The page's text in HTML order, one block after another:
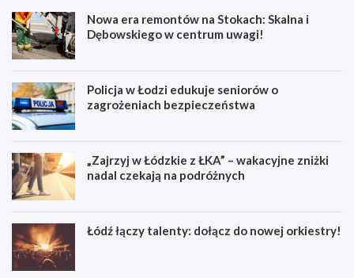
Nowa era remontów na Stokach: Skalna i
Dębowskiego w centrum uwagi!
Policja w Łodzi edukuje seniorów o
zagrożeniach bezpieczeństwa
„Zajrzyj w Łódzkie z ŁKA” – wakacyjne zniżki
nadal czekają na podróżnych
Łódź łączy talenty: dołącz do nowej orkiestry!
N
P